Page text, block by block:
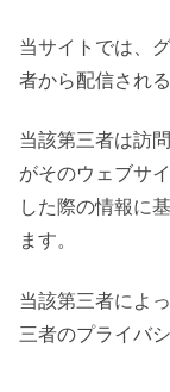
当サイトでは、
者から配信され
当該第三者は訪
がそのウェブサ
した際の情報に
ます。
当該第三者によ
三者のプライバ